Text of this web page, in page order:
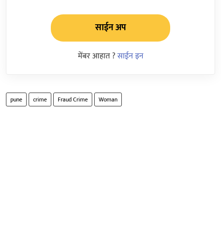
साईन अप
मेंबर आहात ?साईन इन
pune crime Fraud Crime Woman